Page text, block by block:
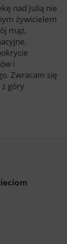
nad Julią nie
żywicielem
mąż,
i
Zwracam się
góry